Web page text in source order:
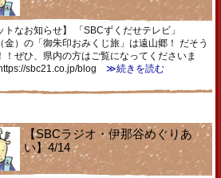
トなお知らせ】 「SBCずくだせテレビ」
金）の「御朱印おみくじ旅」は遠山郷！ だそう
！ぜひ、県内の方はご覧になってくださいま
sbc21.co.jp/blog
≫続きを読む
【SBCラジオ・伊那谷めぐりあ
い】4/14